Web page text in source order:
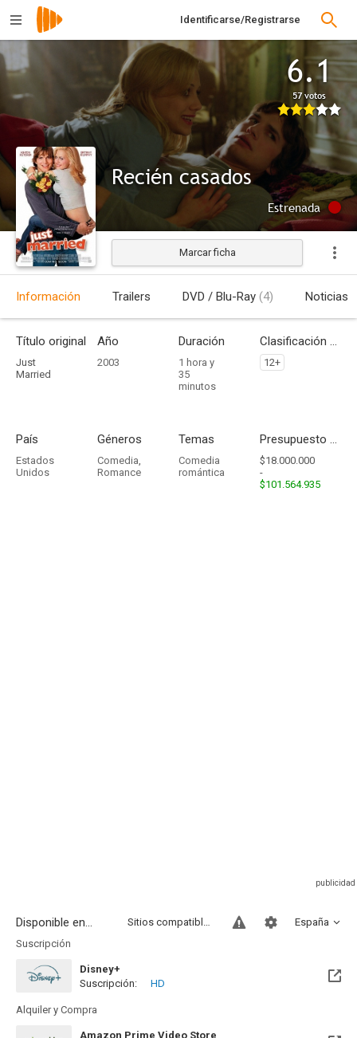
Identificarse/Registrarse
6.1
57 votos
Recién casados
Estrenada
Marcar ficha
Información Trailers DVD / Blu-Ray (4) Noticias
Título original
Just
Married
Año
2003
Duración
1 hora y
35
minutos
Clasificación por edades
12+
País
Estados
Unidos
Géneros
Comedia,
Romance
Temas
Comedia
romántica
Presupuesto - Ingresos
$18.000.000
-
$101.564.935
Disponible en... España
Sitios compatibles
Suscripción
Disney+
Suscripción:
HD
Alquiler y Compra
Amazon Prime Video Store